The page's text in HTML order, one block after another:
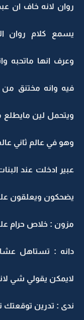
روان لانه خاف ان
يسمع كلام روان
وعرف انها ماتحبه
فيه وانه مختنق من
ويتحمل لين مايطلع
وهو في عالم ثاني عالم
عبير ادخلت عند
يضحكون ويعلقون
مزون : خلاص حرام
دانه : تستاهل عشان
لايمكن يقولي شي لانه
ندى : تدرين توقعتك